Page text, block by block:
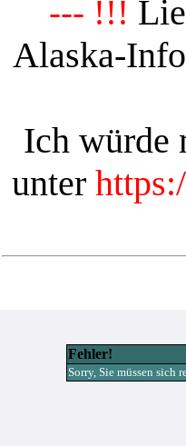
--- !!!
Alaska-
Ich würde
unter
Fehler!
Sorry, Sie müssen sich